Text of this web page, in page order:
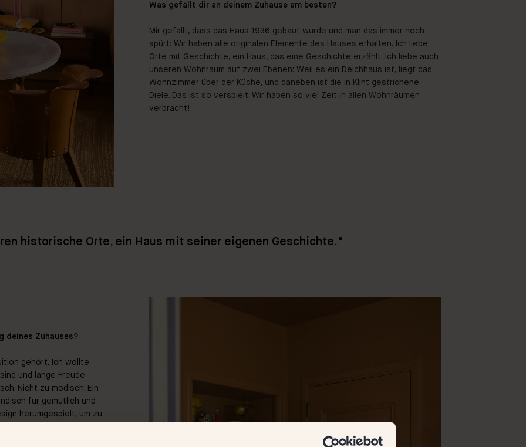
Was gefällt dir an deinem Zuhause am besten?
Mir gefällt, dass das Haus 1936 gebaut wurde und man das immer noch
spürt: Wir haben alle originalen Elemente des Hauses erhalten. Ich liebe
Orte mit Geschichte, ein Haus, das eine Geschichte erzählt. Ich liebe auch
unseren Wohnraum auf zwei Ebenen: Weil es ein Deichhaus ist, liegt das
Wohnzimmer über der Küche, und daneben ist die in Klint gestrichene
Diele. Das ist so verspielt. Wir haben so viel Zeit in allen Wohnräumen
verbracht!
historische Orte, ein Haus mit seiner eigenen Geschichte."
deines Zuhauses?
gehört. Ich wollte
und lange Freude
Nicht zu modisch. Ein
für gemütlich und
herumgespielt, um zu
erster Linie war es ein